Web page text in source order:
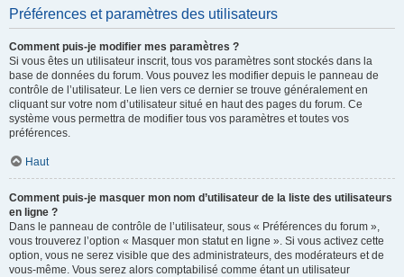
Préférences et paramètres des utilisateurs
Comment puis-je modifier mes paramètres ?
Si vous êtes un utilisateur inscrit, tous vos paramètres sont stockés dans la
base de données du forum. Vous pouvez les modifier depuis le panneau de
contrôle de l’utilisateur. Le lien vers ce dernier se trouve généralement en
cliquant sur votre nom d’utilisateur situé en haut des pages du forum. Ce
système vous permettra de modifier tous vos paramètres et toutes vos
préférences.
Haut
Comment puis-je masquer mon nom d’utilisateur de la liste des utilisateurs
en ligne ?
Dans le panneau de contrôle de l’utilisateur, sous « Préférences du forum »,
vous trouverez l’option « Masquer mon statut en ligne ». Si vous activez cette
option, vous ne serez visible que des administrateurs, des modérateurs et de
vous-même. Vous serez alors comptabilisé comme étant un utilisateur